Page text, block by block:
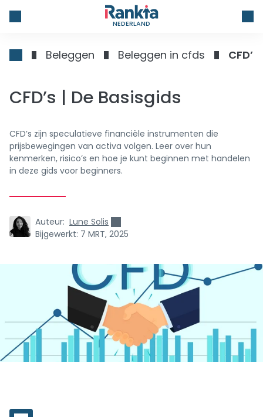
NEDERLAND
Beleggen Beleggen in cfds
CFD’s | De Basisgids
CFD’s zijn speculatieve financiële instrumenten die
prijsbewegingen van activa volgen. Leer over hun
kenmerken, risico’s en hoe je kunt beginnen met handelen
in deze gids voor beginners.
Auteur: Lune Solis
Bijgewerkt: 7 MRT, 2025